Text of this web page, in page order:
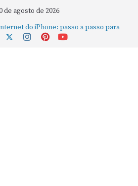
de agosto de 2026
do iPhone: passo a passo para
conexão